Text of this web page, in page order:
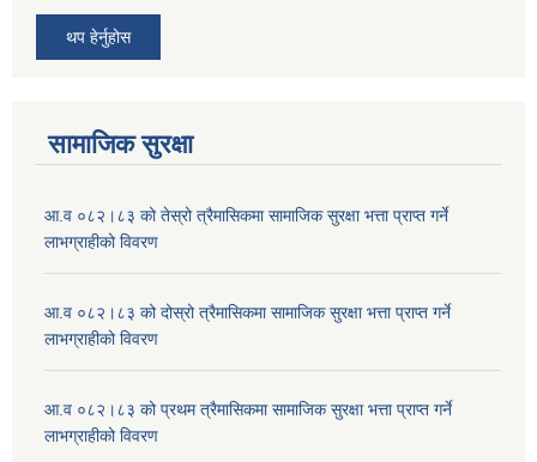
थप हेर्नुहोस
सामाजिक सुरक्षा
आ.व ०८२।८३ को तेस्रो त्रैमासिकमा सामाजिक सुरक्षा भत्ता प्राप्त गर्ने
लाभग्राहीको विवरण
आ.व ०८२।८३ को दोस्रो त्रैमासिकमा सामाजिक सुरक्षा भत्ता प्राप्त गर्ने
लाभग्राहीको विवरण
आ.व ०८२।८३ को प्रथम त्रैमासिकमा सामाजिक सुरक्षा भत्ता प्राप्त गर्ने
लाभग्राहीको विवरण